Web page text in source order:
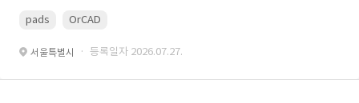
pads OrCAD
서울특별시 · 등록일자 2026.07.27.